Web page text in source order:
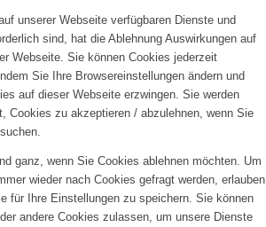
unserer Webseite verfügbaren Dienste und
sind, hat die Ablehnung Auswirkungen auf
Webseite. Sie können Cookies jederzeit
Sie Ihre Browsereinstellungen ändern und
auf dieser Webseite erzwingen. Sie werden
Cookies zu akzeptieren / abzulehnen, wenn Sie
ganz, wenn Sie Cookies ablehnen möchten. Um
wieder nach Cookies gefragt werden, erlauben
für Ihre Einstellungen zu speichern. Sie können
andere Cookies zulassen, um unsere Dienste